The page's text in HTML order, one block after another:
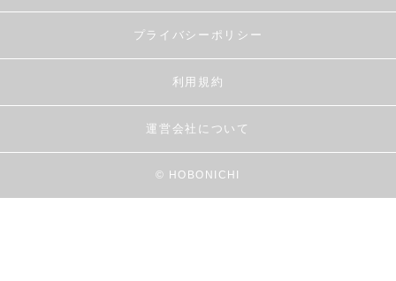
プライバシーポリシー
利用規約
運営会社について
© HOBONICHI